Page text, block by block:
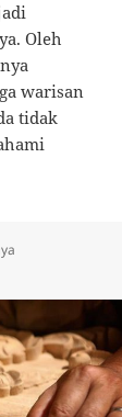
Oleh
warisan
tidak
dan